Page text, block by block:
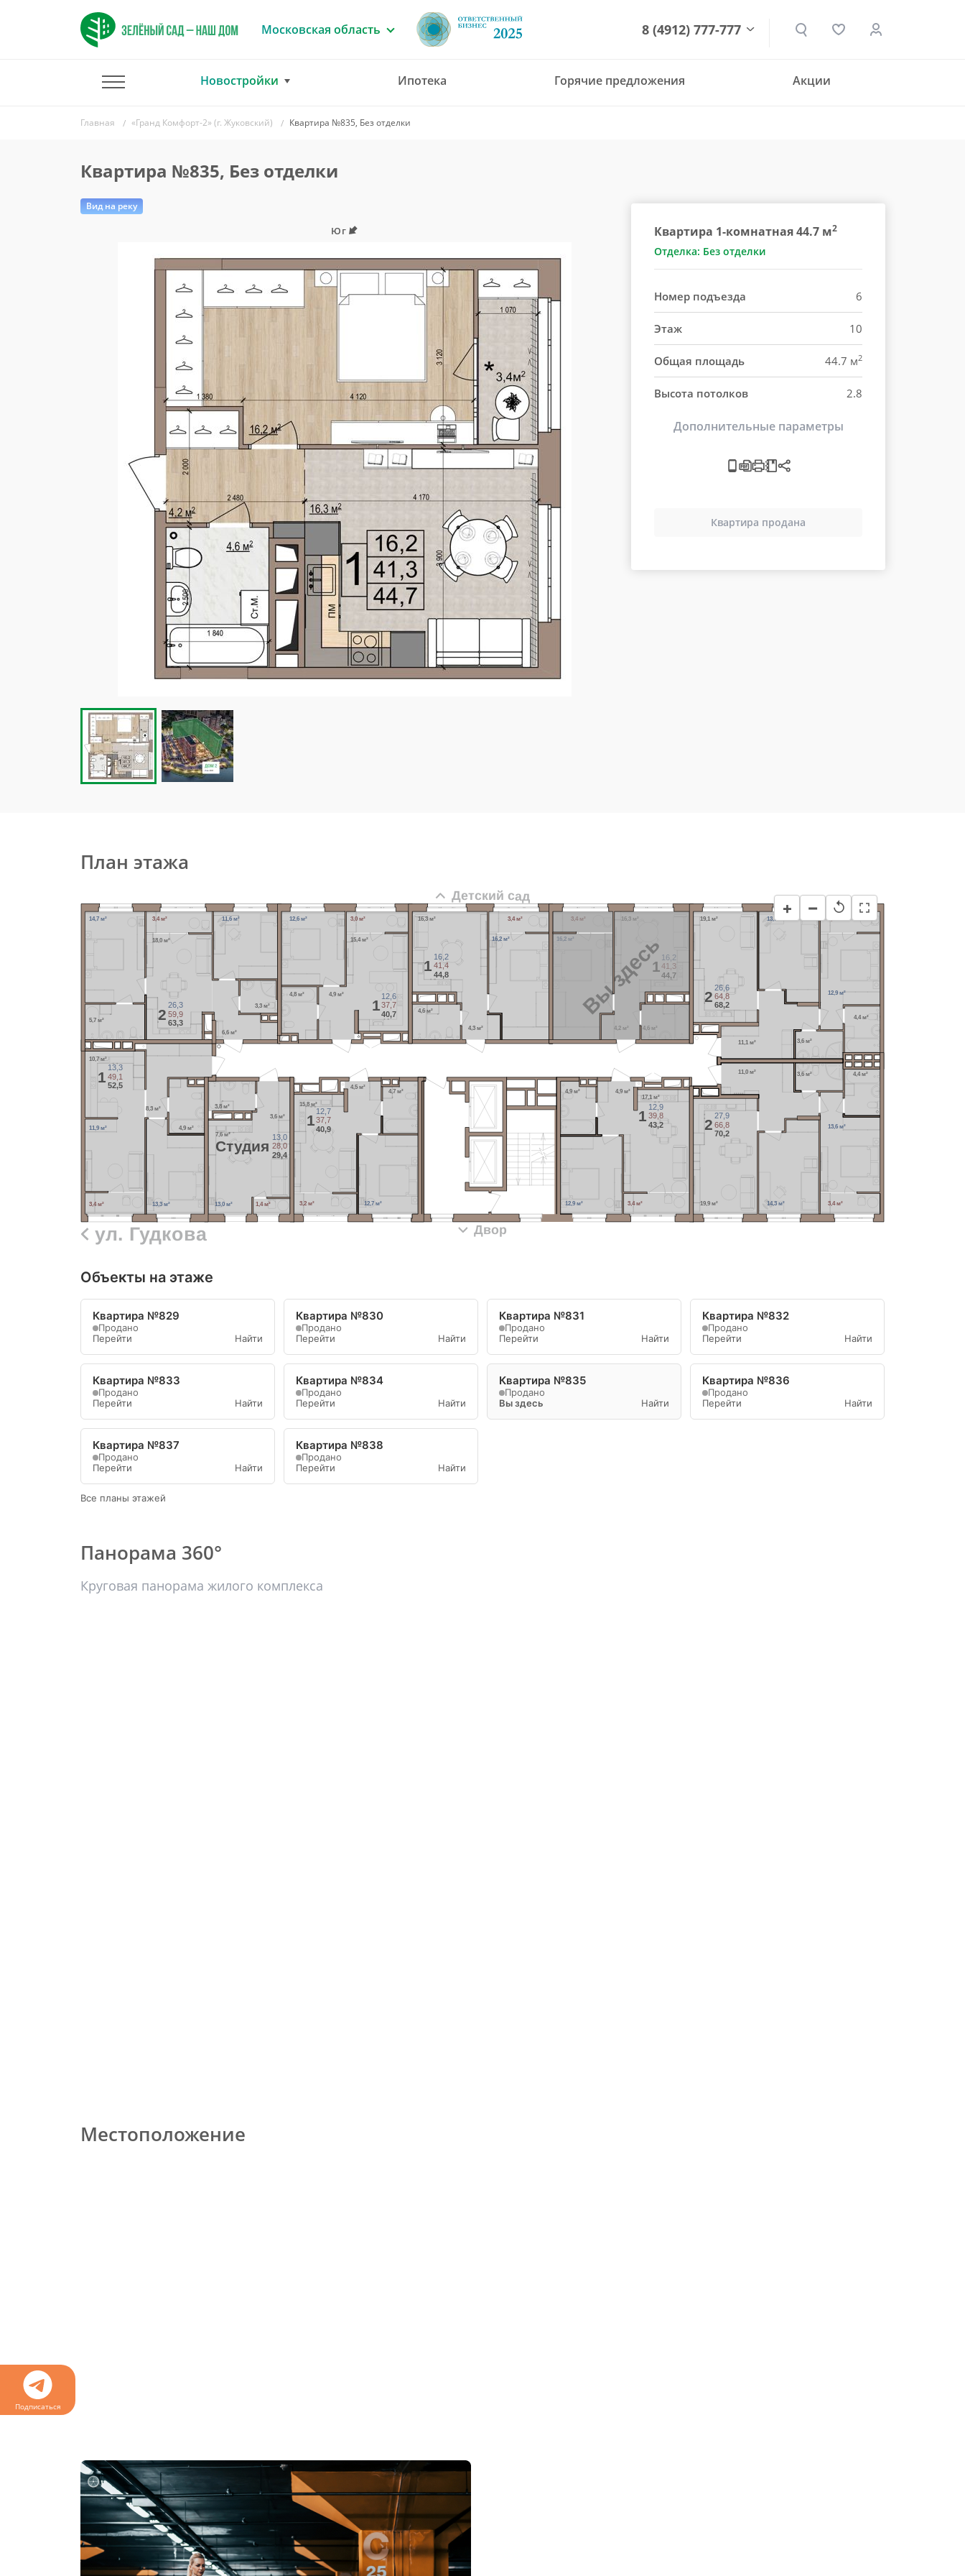
Подписаться
Московская область 8 (4912) 777-777
Новостройки Ипотека Горячие предложения Акции
Главная «Гранд Комфорт-2» (г. Жуковский) Квартира №835, Без отделки
Квартира №835, Без отделки
Вид на реку
Юг Квартира 1-комнатная 44.7 м2
Отделка: Без отделки
Номер подъезда 6
Этаж 10
Общая площадь 44.7 м2
Высота потолков 2.8
Дополнительные параметры
Квартира продана
План этажа
+ − ↺
3,2 м² 12,7 м²
4,7 м²
15,8 м²
4,5 м²
1,4 м²
3,8 м²
3,6 м²
13,0 м²
7,6 м²
3,4 м²
4,9 м²
11,9 м²
13,3 м²
10,7 м²
8,3 м²
3,4 м²
14,7 м²
5,7 м²
3,3 м²
11,6 м²
18,0 м²
6,6 м²
3,0 м²
12,6 м²
4,8 м² 4,9 м²
15,4 м²
3,4 м²
16,3 м²
4,6 м²
16,2 м²
4,3 м²
3,4 м² 16,3 м²
4,6 м²
16,2 м²
4,2 м²
3,4 м²
19,1 м²
12,9 м²
3,6 м²
4,4 м²
13,7 м²
11,1 м²
3,4 м²
19,9 м²
13,6 м²
3,6 м² 4,4 м²
14,3 м²
11,0 м²
3,4 м²
12,9 м²
4,9 м²
4,9 м²
17,1 м²
1
12,7
37,7
40,9
Cтудия
13,0
28,0
29,4
1
13,3
49,1
52,5
2
26,3
59,9
63,3
1
12,6
37,7
40,7
1
16,2
41,4
44,8
1
16,2
41,3
44,7
2
26,6
64,8
68,2
2
27,9
66,8
70,2
1
12,9
39,8
43,2
Вы здесь
Детский сад
Двор
ул. Гудкова
Объекты на этаже
Квартира №829
Продано
Перейти
Найти
Квартира №830
Продано
Перейти
Найти
Квартира №831
Продано
Перейти
Найти
Квартира №832
Продано
Перейти
Найти
Квартира №833
Продано
Перейти
Найти
Квартира №834
Продано
Перейти
Найти
Квартира №835
Продано
Вы здесь
Найти
Квартира №836
Продано
Перейти
Найти
Квартира №837
Продано
Перейти
Найти
Квартира №838
Продано
Перейти
Найти
Все планы этажей
Панорама 360°
Круговая панорама жилого комплекса
Местоположение